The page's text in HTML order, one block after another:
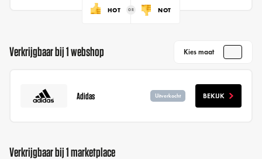
HOT NOT
Verkrijgbaar bij 1 webshop Kies maat
Adidas Uitverkocht BEKIJK
Verkrijgbaar bij 1 marketplace